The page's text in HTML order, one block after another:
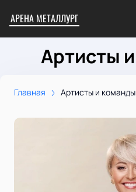
АРЕНА МЕТАЛЛУРГ
Артисты
Главная Артисты и команды